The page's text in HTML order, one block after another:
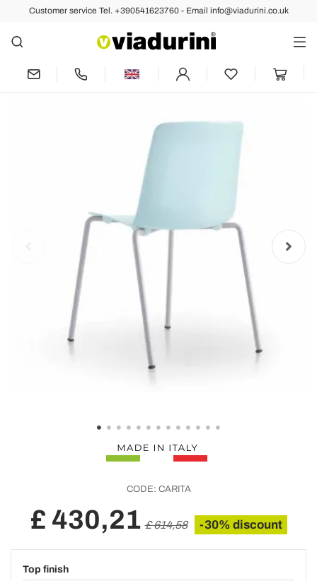
Customer service Tel. +390541623760 - Email info@viadurini.co.uk
Back Previous Next
4 Stackable Outdoor Chairs in Metal and
Polypropylene Made in Italy - Carita
CODE: CARITA
£ 430,21 £ 614,58 -30% discount
Top finish